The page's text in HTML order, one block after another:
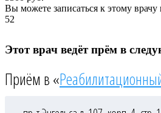
Вы можете записаться к этому врачу
52
Этот врач ведёт прём в
Приём в «